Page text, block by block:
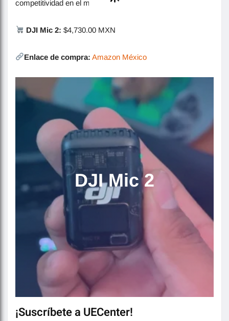
competitividad en el mercado.
DJI Mic 2:$4,730.00 MXN
Enlace de compra: Amazon México
DJI Mic 2
¡Suscríbete a UECenter!